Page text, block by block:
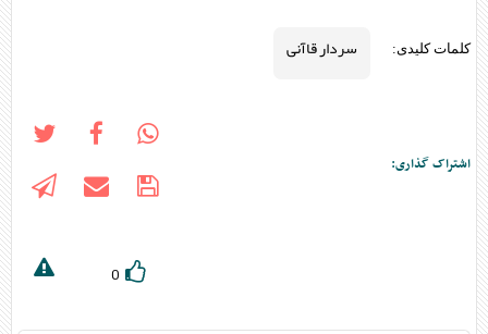
کلمات کلیدی: سردار قاآنی
اشتراک گذاری:
0